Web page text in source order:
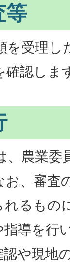
等
を受理
確認しま
、農業委
、審査
れるもの
導を行
や現地